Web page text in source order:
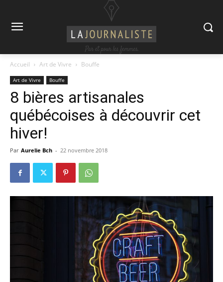
Accueil Art de Vivre Bouffe
Art de Vivre Bouffe
8 bières artisanales
québécoises à découvrir cet
hiver!
Par Aurelie Bch - 22 novembre 2018